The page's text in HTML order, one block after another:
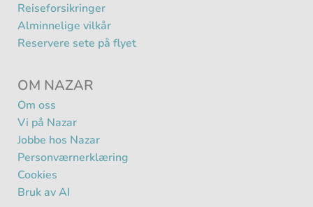
Reiseforsikringer
Alminnelige vilkår
Reservere sete på flyet
OM NAZAR
Om oss
Vi på Nazar
Jobbe hos Nazar
Personværnerklæring
Cookies
Bruk av AI